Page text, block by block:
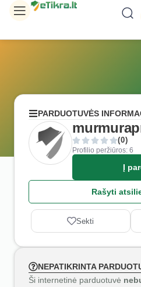
PARDUOTUVĖS
(0)
Profilio peržiūros: 6
Į
Rašyti
Sekti
NEPATIKRINTA
Ši internetinė parduotuvė